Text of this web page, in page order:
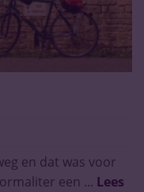
en dat was voor
een ... Lees